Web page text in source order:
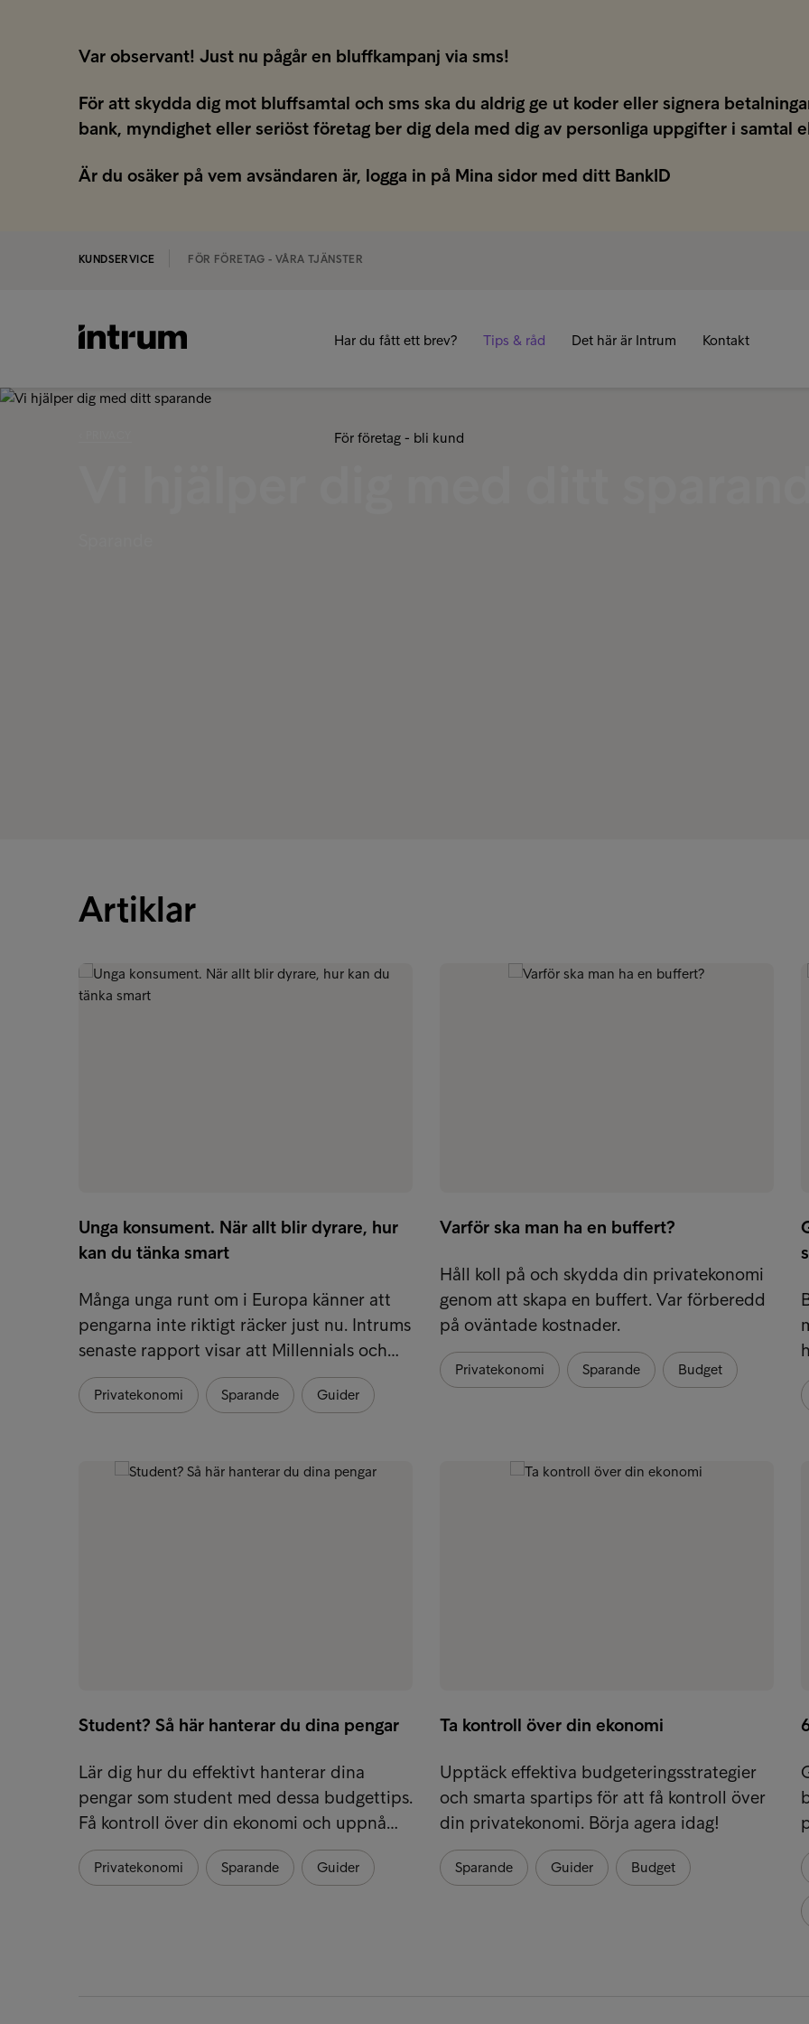
Var observant! Just nu pågår en bluffkampanj via sms!
För att skydda dig mot bluffsamtal och sms ska du aldrig ge ut koder eller signera
bank, myndighet eller seriöst företag ber dig dela med dig av personliga uppgifter i samtal
Är du osäker på vem avsändaren är, logga in på Mina sidor med ditt BankID
KUNDSERVICE FÖR FÖRETAG - VÅRA TJÄNSTER
Har du fått ett brev? Tips & råd Det här är Intrum Kontakt
För företag - bli kund
Artiklar
Unga konsument. När allt blir dyrare, hur
kan du tänka smart
Många unga runt om i Europa känner att
pengarna inte riktigt räcker just nu. Intrums
senaste rapport visar att Millennials och…
Privatekonomi Sparande Guider
Varför ska man ha en buffert?
Håll koll på och skydda din privatekonomi
genom att skapa en buffert. Var förberedd
på oväntade kostnader.
Privatekonomi Sparande Budget
Student? Så här hanterar du dina pengar
Lär dig hur du effektivt hanterar dina
pengar som student med dessa budgettips.
Få kontroll över din ekonomi och uppnå…
Privatekonomi Sparande Guider
Ta kontroll över din ekonomi
Upptäck effektiva budgeteringsstrategier
och smarta spartips för att få kontroll över
din privatekonomi. Börja agera idag!
Sparande Guider Budget